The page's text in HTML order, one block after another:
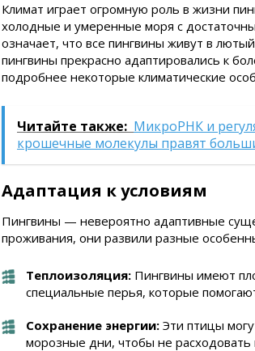
Климат играет огромную роль в жизни
холодные и умеренные моря с
означает, что все пингвины живут в
пингвины прекрасно адаптировались к
подробнее некоторые климатические
Читайте также: МикроРНК и
крошечные молекулы правят
Адаптация к условиям
Пингвины — невероятно адаптивные
проживания, они развили разные
Теплоизоляция: Пингвины имеют
специальные перья, которые
Сохранение энергии: Эти птицы
морозные дни, чтобы не расходовать